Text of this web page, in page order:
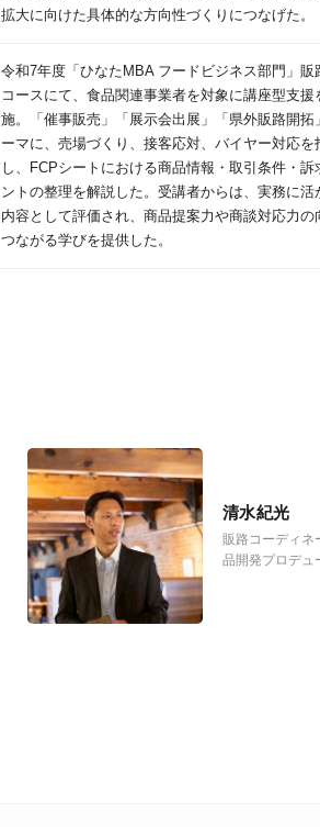
拡大に向けた具体的な方向性づくりにつなげた。
令和7年度「ひなたMBA フードビジネス部門」販
コースにて、食品関連事業者を対象に講座型支援
施。「催事販売」「展示会出展」「県外販路開拓
ーマに、売場づくり、接客応対、バイヤー対応を
し、FCPシートにおける商品情報・取引条件・訴
ントの整理を解説した。受講者からは、実務に活
内容として評価され、商品提案力や商談対応力の
つながる学びを提供した。
清水紀光
販路コーディネ
品開発プロデュ